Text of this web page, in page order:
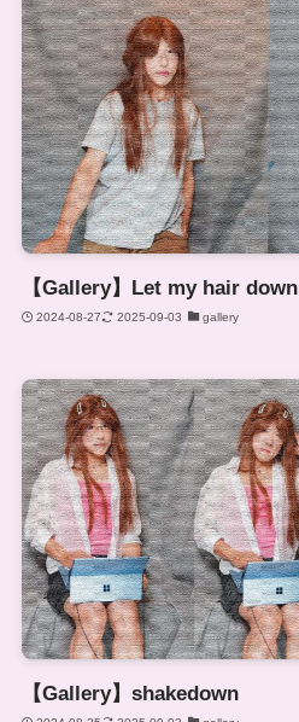
【Gallery】Let my hair down
2024-08-27 2025-09-03 gallery
【Gallery】shakedown